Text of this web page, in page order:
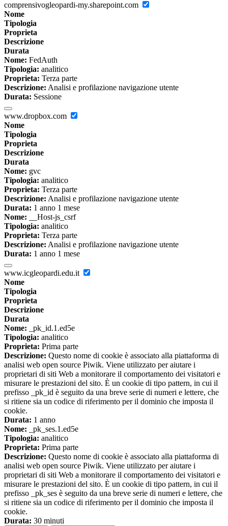
comprensivogleopardi-my.sharepoint.com
Nome
Tipologia
Proprieta
Descrizione
Durata
Nome: FedAuth
Tipologia: analitico
Proprieta: Terza parte
Descrizione: Analisi e profilazione navigazione utente
Durata: Sessione
www.dropbox.com
Nome
Tipologia
Proprieta
Descrizione
Durata
Nome: gvc
Tipologia: analitico
Proprieta: Terza parte
Descrizione: Analisi e profilazione navigazione utente
Durata: 1 anno 1 mese
Nome: __Host-js_csrf
Tipologia: analitico
Proprieta: Terza parte
Descrizione: Analisi e profilazione navigazione utente
Durata: 1 anno 1 mese
www.icgleopardi.edu.it
Nome
Tipologia
Proprieta
Descrizione
Durata
Nome: _pk_id.1.ed5e
Tipologia: analitico
Proprieta: Prima parte
Descrizione: Questo nome di cookie è associato alla piattaforma di
analisi web open source Piwik. Viene utilizzato per aiutare i
proprietari di siti Web a monitorare il comportamento dei visitatori e
misurare le prestazioni del sito. È un cookie di tipo pattern, in cui il
prefisso _pk_id è seguito da una breve serie di numeri e lettere, che
si ritiene sia un codice di riferimento per il dominio che imposta il
cookie.
Durata: 1 anno
Nome: _pk_ses.1.ed5e
Tipologia: analitico
Proprieta: Prima parte
Descrizione: Questo nome di cookie è associato alla piattaforma di
analisi web open source Piwik. Viene utilizzato per aiutare i
proprietari di siti Web a monitorare il comportamento dei visitatori e
misurare le prestazioni del sito. È un cookie di tipo pattern, in cui il
prefisso _pk_ses è seguito da una breve serie di numeri e lettere, che
si ritiene sia un codice di riferimento per il dominio che imposta il
cookie.
Durata: 30 minuti